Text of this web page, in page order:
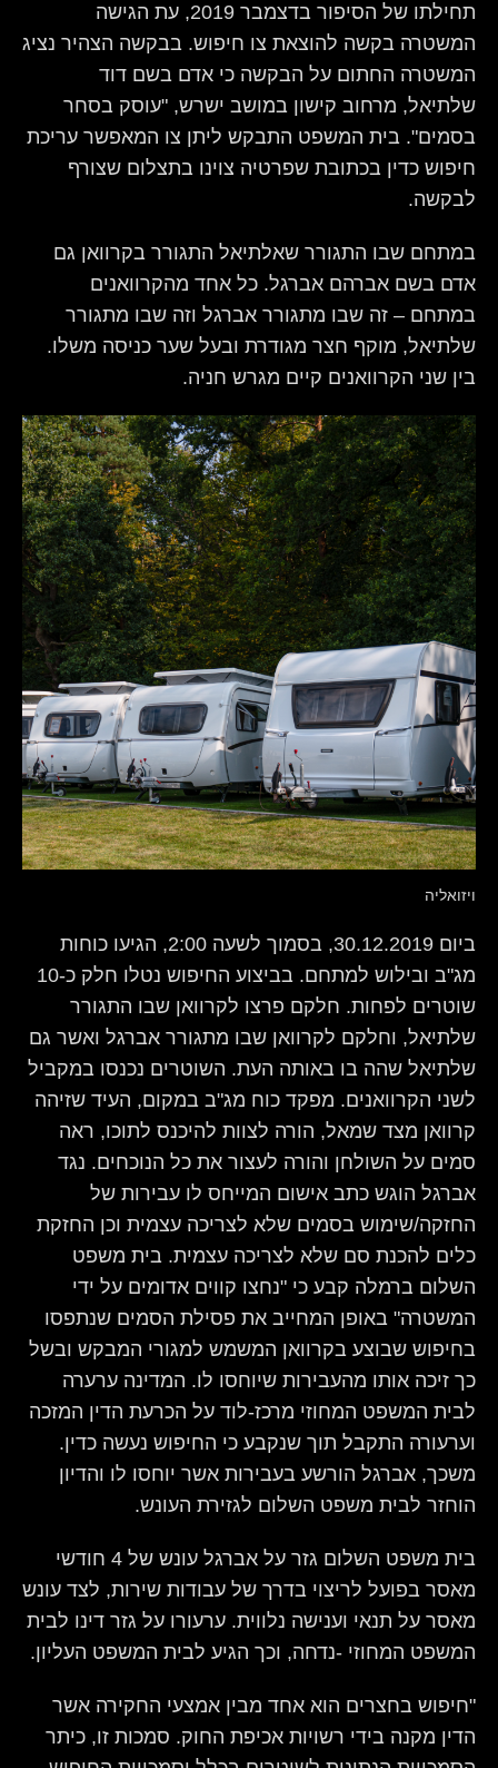
תחילתו של הסיפור בדצמבר 2019, עת הגישה
המשטרה בקשה להוצאת צו חיפוש. בבקשה הצהיר נציג
המשטרה החתום על הבקשה כי אדם בשם דוד
שלתיאל, מרחוב קישון במושב ישרש, "עוסק בסחר
בסמים". בית המשפט התבקש ליתן צו המאפשר עריכת
חיפוש כדין בכתובת שפרטיה צוינו בתצלום שצורף
לבקשה.
במתחם שבו התגורר שאלתיאל התגורר בקרוואן גם
אדם בשם אברהם אברגל. כל אחד מהקרוואנים
במתחם – זה שבו מתגורר אברגל וזה שבו מתגורר
שלתיאל, מוקף חצר מגודרת ובעל שער כניסה משלו.
בין שני הקרוואנים קיים מגרש חניה.
ויזואליה
ביום 30.12.2019, בסמוך לשעה 2:00, הגיעו כוחות
מג"ב ובילוש למתחם. בביצוע החיפוש נטלו חלק כ-10
שוטרים לפחות. חלקם פרצו לקרוואן שבו התגורר
שלתיאל, וחלקם לקרוואן שבו מתגורר אברגל ואשר גם
שלתיאל שהה בו באותה העת. השוטרים נכנסו במקביל
לשני הקרוואנים. מפקד כוח מג"ב במקום, העיד שזיהה
קרוואן מצד שמאל, הורה לצוות להיכנס לתוכו, ראה
סמים על השולחן והורה לעצור את כל הנוכחים. נגד
אברגל הוגש כתב אישום המייחס לו עבירות של
החזקה/שימוש בסמים שלא לצריכה עצמית וכן החזקת
כלים להכנת סם שלא לצריכה עצמית. בית משפט
השלום ברמלה קבע כי "נחצו קווים אדומים על ידי
המשטרה" באופן המחייב את פסילת הסמים שנתפסו
בחיפוש שבוצע בקרוואן המשמש למגורי המבקש ובשל
כך זיכה אותו מהעבירות שיוחסו לו. המדינה ערערה
לבית המשפט המחוזי מרכז-לוד על הכרעת הדין המזכה
וערעורה התקבל תוך שנקבע כי החיפוש נעשה כדין.
משכך, אברגל הורשע בעבירות אשר יוחסו לו והדיון
הוחזר לבית משפט השלום לגזירת העונש.
בית משפט השלום גזר על אברגל עונש של 4 חודשי
מאסר בפועל לריצוי בדרך של עבודות שירות, לצד עונש
מאסר על תנאי וענישה נלווית. ערעורו על גזר דינו לבית
המשפט המחוזי -נדחה, וכך הגיע לבית המשפט העליון.
"חיפוש בחצרים הוא אחד מבין אמצעי החקירה אשר
הדין מקנה בידי רשויות אכיפת החוק. סמכות זו, כיתר